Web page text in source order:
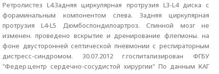
Ретролистез L4.Задняя циркулярная протрузия L3-L4 диска с
фораминальным компонентом слева. Задняя циркулярная
протрузия L4-L5 Дюмбоспондилоартроз. Спинной мозг не
изменен. проведено вскрытие и дренирование флегмоны. на
фоне двусторонней септической пневмонии с респираторным
дистресс-синдромом. 30.07.2012 г.госпитализирован ФГБУ
"Федер.центр сердечно-сосудистой хирургии" По данным КАГ